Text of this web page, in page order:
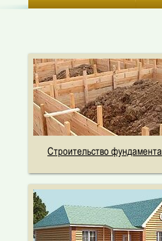
Строительство фундамента